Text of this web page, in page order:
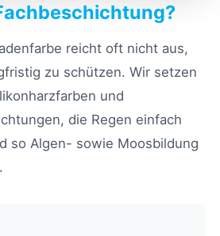
reicht oft nicht aus,
zu schützen. Wir setzen
und
die Regen einfach
so Algen- sowie Moosbildung